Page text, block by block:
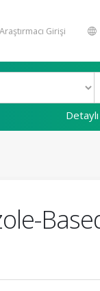
Araştırmacı Girişi